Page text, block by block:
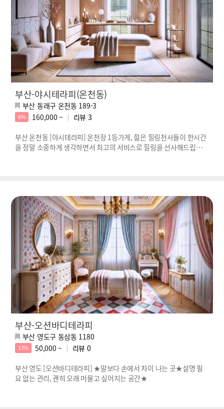
부산-야시테라피(온천동)
부산 동래구 온천동 189-3
6% 160,000 ~ 리뷰 3
부산 온천동 [야시테라피] 온천장 1등가게, 젊은 힐링천사들이 한시간
을 정말 소중하게 생각하면서 최고의 서비스로 힐링을 선사해드립니
부산-오션바디테라피
부산 영도구 동삼동 1180
17% 50,000 ~ 리뷰 0
부산 영도 [오션바디테라피] ★말보다 손에서 차이 나는 곳★설명 필
요 없는 관리, 괜히 오래 머물고 싶어지는 공간★